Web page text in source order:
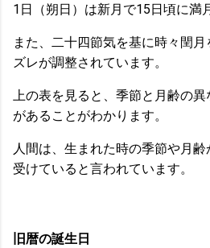
1日（朔日）は新月で15日頃に満
また、二十四節気を基に時々閏
ズレが調整されています。
上の表を見ると、季節と月齢の異
があることがわかります。
人間は、生まれた時の季節や月
受けていると言われています。
旧暦の誕生日